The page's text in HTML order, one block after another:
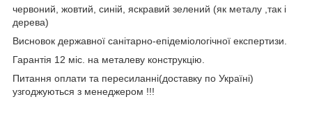
червоний, жовтий, синій, яскравий зелений (як металу ,так і
дерева)
Висновок державної санітарно-епідеміологічної експертизи.
Гарантія 12 міс. на металеву конструкцію.
Питання оплати та пересиланні(доставку по Україні)
узгоджуються з менеджером !!!